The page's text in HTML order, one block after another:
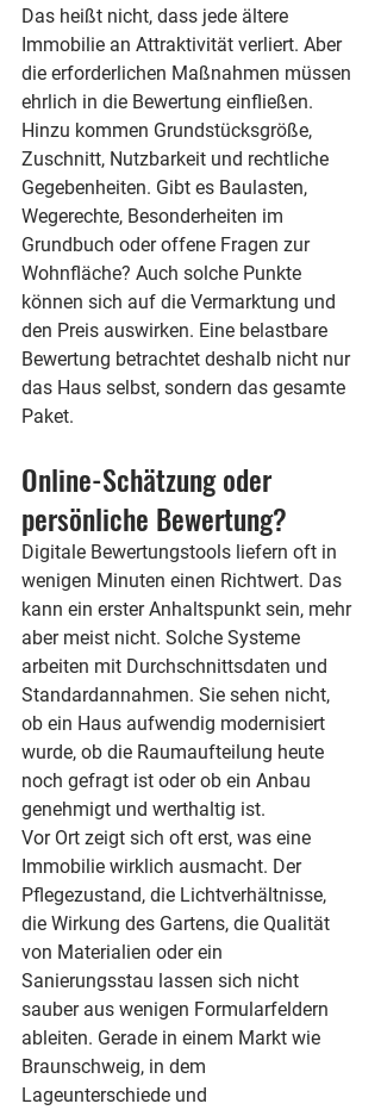
Das heißt nicht, dass jede ältere
Immobilie an Attraktivität verliert. Aber
die erforderlichen Maßnahmen müssen
ehrlich in die Bewertung einfließen.
Hinzu kommen Grundstücksgröße,
Zuschnitt, Nutzbarkeit und rechtliche
Gegebenheiten. Gibt es Baulasten,
Wegerechte, Besonderheiten im
Grundbuch oder offene Fragen zur
Wohnfläche? Auch solche Punkte
können sich auf die Vermarktung und
den Preis auswirken. Eine belastbare
Bewertung betrachtet deshalb nicht nur
das Haus selbst, sondern das gesamte
Paket.
Online-Schätzung oder
persönliche Bewertung?
Digitale Bewertungstools liefern oft in
wenigen Minuten einen Richtwert. Das
kann ein erster Anhaltspunkt sein, mehr
aber meist nicht. Solche Systeme
arbeiten mit Durchschnittsdaten und
Standardannahmen. Sie sehen nicht,
ob ein Haus aufwendig modernisiert
wurde, ob die Raumaufteilung heute
noch gefragt ist oder ob ein Anbau
genehmigt und werthaltig ist.
Vor Ort zeigt sich oft erst, was eine
Immobilie wirklich ausmacht. Der
Pflegezustand, die Lichtverhältnisse,
die Wirkung des Gartens, die Qualität
von Materialien oder ein
Sanierungsstau lassen sich nicht
sauber aus wenigen Formularfeldern
ableiten. Gerade in einem Markt wie
Braunschweig, in dem
Lageunterschiede und